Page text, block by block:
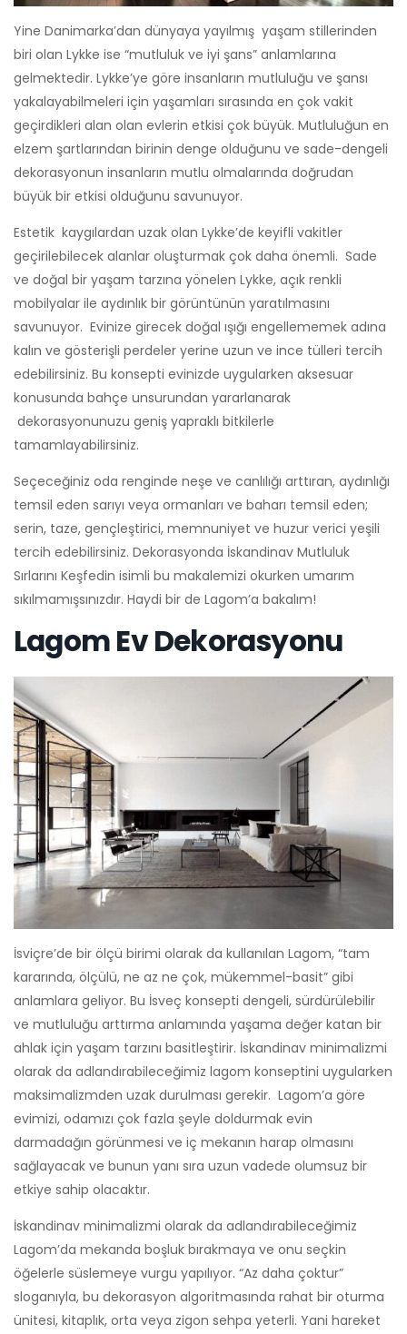
Yine Danimarka’dan dünyaya yayılmış yaşam stillerinden
biri olan Lykke ise “mutluluk ve iyi şans” anlamlarına
gelmektedir. Lykke’ye göre insanların mutluluğu ve şansı
yakalayabilmeleri için yaşamları sırasında en çok vakit
geçirdikleri alan olan evlerin etkisi çok büyük. Mutluluğun en
elzem şartlarından birinin denge olduğunu ve sade-dengeli
dekorasyonun insanların mutlu olmalarında doğrudan
büyük bir etkisi olduğunu savunuyor.
Estetik kaygılardan uzak olan Lykke’de keyifli vakitler
geçirilebilecek alanlar oluşturmak çok daha önemli. Sade
ve doğal bir yaşam tarzına yönelen Lykke, açık renkli
mobilyalar ile aydınlık bir görüntünün yaratılmasını
savunuyor. Evinize girecek doğal ışığı engellememek adına
kalın ve gösterişli perdeler yerine uzun ve ince tülleri tercih
edebilirsiniz. Bu konsepti evinizde uygularken aksesuar
konusunda bahçe unsurundan yararlanarak
dekorasyonunuzu geniş yapraklı bitkilerle
tamamlayabilirsiniz.
Seçeceğiniz oda renginde neşe ve canlılığı arttıran, aydınlığı
temsil eden sarıyı veya ormanları ve baharı temsil eden;
serin, taze, gençleştirici, memnuniyet ve huzur verici yeşili
tercih edebilirsiniz. Dekorasyonda İskandinav Mutluluk
Sırlarını Keşfedin isimli bu makalemizi okurken umarım
sıkılmamışsınızdır. Haydi bir de Lagom’a bakalım!
Lagom Ev Dekorasyonu
İsviçre’de bir ölçü birimi olarak da kullanılan Lagom, “tam
kararında, ölçülü, ne az ne çok, mükemmel-basit” gibi
anlamlara geliyor. Bu İsveç konsepti dengeli, sürdürülebilir
ve mutluluğu arttırma anlamında yaşama değer katan bir
ahlak için yaşam tarzını basitleştirir. İskandinav minimalizmi
olarak da adlandırabileceğimiz lagom konseptini uygularken
maksimalizmden uzak durulması gerekir. Lagom’a göre
evimizi, odamızı çok fazla şeyle doldurmak evin
darmadağın görünmesi ve iç mekanın harap olmasını
sağlayacak ve bunun yanı sıra uzun vadede olumsuz bir
etkiye sahip olacaktır.
İskandinav minimalizmi olarak da adlandırabileceğimiz
Lagom’da mekanda boşluk bırakmaya ve onu seçkin
öğelerle süslemeye vurgu yapılıyor. “Az daha çoktur”
sloganıyla, bu dekorasyon algoritmasında rahat bir oturma
ünitesi, kitaplık, orta veya zigon sehpa yeterli. Yani hareket